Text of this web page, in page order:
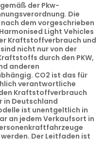
der Pkw-
Die
dem vorgeschrieben
Light Vehicles
Kraftstoffverbrauch und
nicht nur von der
durch den PKW,
anderen
CO2 ist das für
verantwortliche
Kraftstoffverbrauch
in Deutschland
ist unentgeltlich in
an jedem Verkaufsort in
Der Leitfaden ist